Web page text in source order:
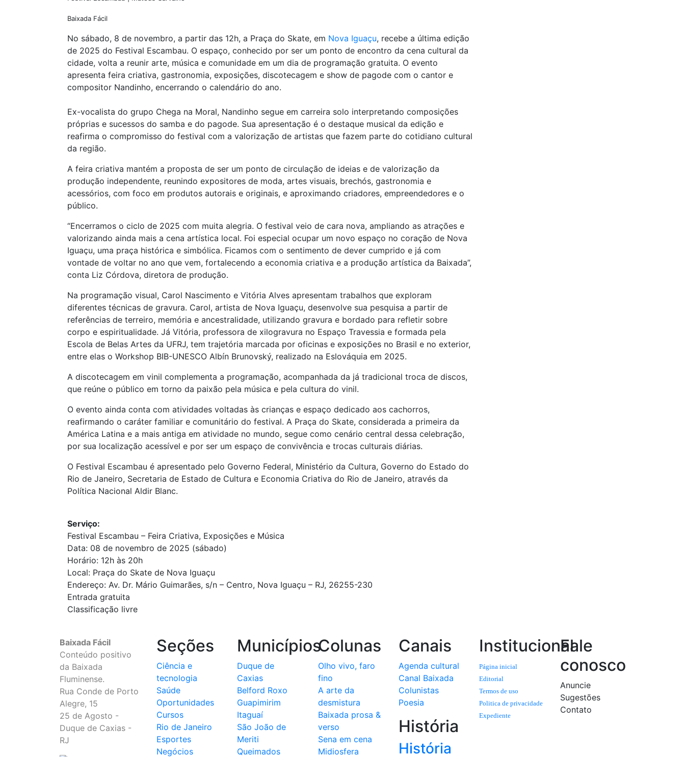
Baixada Fácil
No sábado, 8 de novembro, a partir das 12h, a Praça do Skate, em Nova Iguaçu, recebe a última edição
de 2025 do Festival Escambau. O espaço, conhecido por ser um ponto de encontro da cena cultural da
cidade, volta a reunir arte, música e comunidade em um dia de programação gratuita. O evento
apresenta feira criativa, gastronomia, exposições, discotecagem e show de pagode com o cantor e
compositor Nandinho, encerrando o calendário do ano.
Ex-vocalista do grupo Chega na Moral, Nandinho segue em carreira solo interpretando composições
próprias e sucessos do samba e do pagode. Sua apresentação é o destaque musical da edição e
reafirma o compromisso do festival com a valorização de artistas que fazem parte do cotidiano cultural
da região.
A feira criativa mantém a proposta de ser um ponto de circulação de ideias e de valorização da
produção independente, reunindo expositores de moda, artes visuais, brechós, gastronomia e
acessórios, com foco em produtos autorais e originais, e aproximando criadores, empreendedores e o
público.
“Encerramos o ciclo de 2025 com muita alegria. O festival veio de cara nova, ampliando as atrações e
valorizando ainda mais a cena artística local. Foi especial ocupar um novo espaço no coração de Nova
Iguaçu, uma praça histórica e simbólica. Ficamos com o sentimento de dever cumprido e já com
vontade de voltar no ano que vem, fortalecendo a economia criativa e a produção artística da Baixada”,
conta Liz Córdova, diretora de produção.
Na programação visual, Carol Nascimento e Vitória Alves apresentam trabalhos que exploram
diferentes técnicas de gravura. Carol, artista de Nova Iguaçu, desenvolve sua pesquisa a partir de
referências de terreiro, memória e ancestralidade, utilizando gravura e bordado para refletir sobre
corpo e espiritualidade. Já Vitória, professora de xilogravura no Espaço Travessia e formada pela
Escola de Belas Artes da UFRJ, tem trajetória marcada por oficinas e exposições no Brasil e no exterior,
entre elas o Workshop BIB-UNESCO Albín Brunovský, realizado na Eslováquia em 2025.
A discotecagem em vinil complementa a programação, acompanhada da já tradicional troca de discos,
que reúne o público em torno da paixão pela música e pela cultura do vinil.
O evento ainda conta com atividades voltadas às crianças e espaço dedicado aos cachorros,
reafirmando o caráter familiar e comunitário do festival. A Praça do Skate, considerada a primeira da
América Latina e a mais antiga em atividade no mundo, segue como cenário central dessa celebração,
por sua localização acessível e por ser um espaço de convivência e trocas culturais diárias.
O Festival Escambau é apresentado pelo Governo Federal, Ministério da Cultura, Governo do Estado do
Rio de Janeiro, Secretaria de Estado de Cultura e Economia Criativa do Rio de Janeiro, através da
Política Nacional Aldir Blanc.
Serviço:
Festival Escambau – Feira Criativa, Exposições e Música
Data: 08 de novembro de 2025 (sábado)
Horário: 12h às 20h
Local: Praça do Skate de Nova Iguaçu
Endereço: Av. Dr. Mário Guimarães, s/n – Centro, Nova Iguaçu – RJ, 26255-230
Entrada gratuita
Classificação livre
Baixada Fácil
Conteúdo positivo
da Baixada
Fluminense.
Rua Conde de Porto
Alegre, 15
25 de Agosto -
Duque de Caxias -
RJ
Seções
Ciência e
tecnologia
Saúde
Oportunidades
Cursos
Rio de Janeiro
Esportes
Negócios
Municípios
Duque de
Caxias
Belford Roxo
Guapimirim
Itaguaí
São João de
Meriti
Queimados
Colunas
Olho vivo, faro
fino
A arte da
desmistura
Baixada prosa &
verso
Sena em cena
Midiosfera
Canais
Agenda cultural
Canal Baixada
Colunistas
Poesia
História
História
Institucional
Página inicial
Editorial
Termos de uso
Politica de privacidade
Expediente
Fale
conosco
Anuncie
Sugestões
Contato